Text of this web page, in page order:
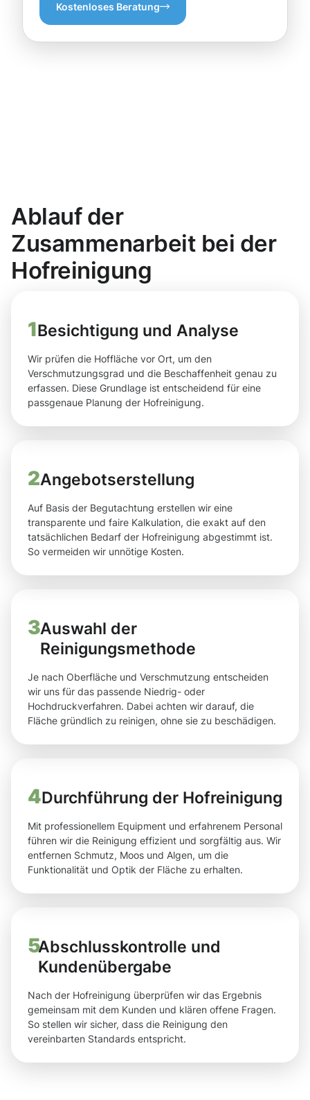
Kostenloses Beratung
Ablauf der
Zusammenarbeit bei der
Hofreinigung
1Besichtigung und Analyse
Wir prüfen die Hoffläche vor Ort, um den
Verschmutzungsgrad und die Beschaffenheit genau zu
erfassen. Diese Grundlage ist entscheidend für eine
passgenaue Planung der Hofreinigung.
2Angebotserstellung
Auf Basis der Begutachtung erstellen wir eine
transparente und faire Kalkulation, die exakt auf den
tatsächlichen Bedarf der Hofreinigung abgestimmt ist.
So vermeiden wir unnötige Kosten.
3Auswahl der
Reinigungsmethode
Je nach Oberfläche und Verschmutzung entscheiden
wir uns für das passende Niedrig- oder
Hochdruckverfahren. Dabei achten wir darauf, die
Fläche gründlich zu reinigen, ohne sie zu beschädigen.
4Durchführung der Hofreinigung
Mit professionellem Equipment und erfahrenem Personal
führen wir die Reinigung effizient und sorgfältig aus. Wir
entfernen Schmutz, Moos und Algen, um die
Funktionalität und Optik der Fläche zu erhalten.
5Abschlusskontrolle und
Kundenübergabe
Nach der Hofreinigung überprüfen wir das Ergebnis
gemeinsam mit dem Kunden und klären offene Fragen.
So stellen wir sicher, dass die Reinigung den
vereinbarten Standards entspricht.